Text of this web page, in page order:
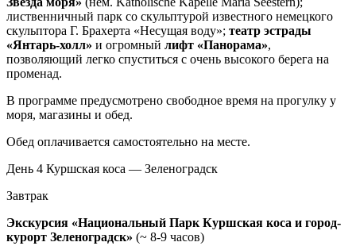
лиственничный парк со скульптурой известного немецкого
скульптора Г. Брахерта «Несущая воду»; театр эстрады
«Янтарь-холл» и огромный лифт «Панорама»,
позволяющий легко спуститься с очень высокого берега на
променад.
В программе предусмотрено свободное время на прогулку у
моря, магазины и обед.
Обед оплачивается самостоятельно на месте.
День 4 Куршская коса — Зеленоградск
Завтрак
Экскурсия «Национальный Парк Куршская коса и город-
курорт Зеленоградск» (~ 8-9 часов)